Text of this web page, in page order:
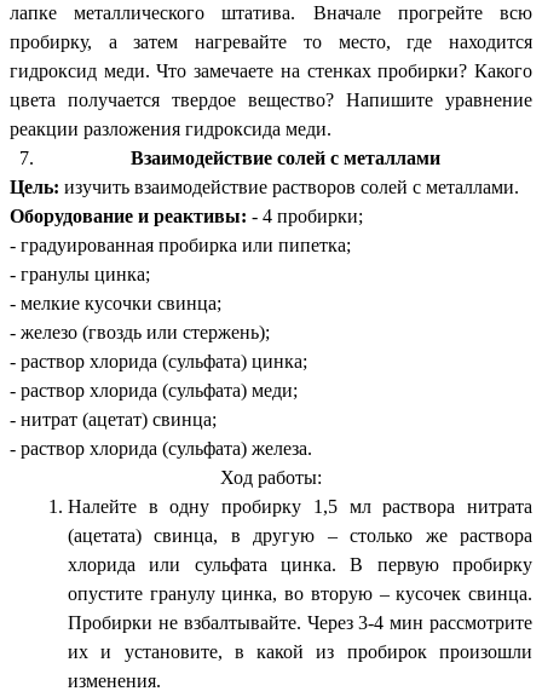
лапке металлического штатива. Вначале прогрейте всю
пробирку, а затем нагревайте то место, где находится
гидроксид меди. Что замечаете на стенках пробирки? Какого
цвета получается твердое вещество? Напишите уравнение
реакции разложения гидроксида меди.
Взаимодействие солей с металлами
Цель: изучить взаимодействие растворов солей с металлами.
Оборудование и реактивы: - 4 пробирки;
- градуированная пробирка или пипетка;
- гранулы цинка;
- мелкие кусочки свинца;
- железо (гвоздь или стержень);
- раствор хлорида (сульфата) цинка;
- раствор хлорида (сульфата) меди;
- нитрат (ацетат) свинца;
- раствор хлорида (сульфата) железа.
Ход работы:
Налейте в одну пробирку 1,5 мл раствора нитрата
(ацетата) свинца, в другую – столько же раствора
хлорида или сульфата цинка. В первую пробирку
опустите гранулу цинка, во вторую – кусочек свинца.
Пробирки не взбалтывайте. Через 3-4 мин рассмотрите
их и установите, в какой из пробирок произошли
изменения.